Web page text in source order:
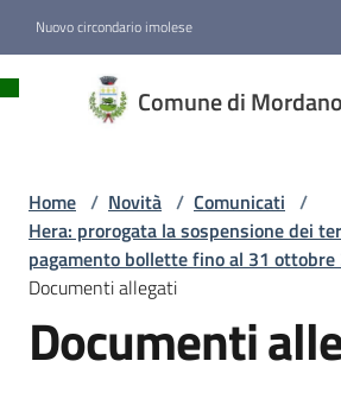
Nuovo circondario imolese
Comune di Mordano
di
Amministrazione
Novità
Menu selezionato
Home / Novità / Comunicati /
Hera: prorogata la sospensione dei
pagamento bollette fino al 31 ottobre
Documenti allegati
Documenti